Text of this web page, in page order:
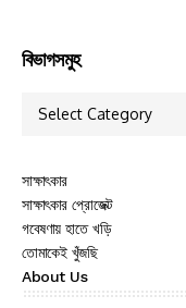
বিভাগসমুহ
সাক্ষাৎকার
সাক্ষাৎকার প্রোজেক্ট
গবেষণায় হাতে খড়ি
তোমাকেই খুঁজছি
About Us